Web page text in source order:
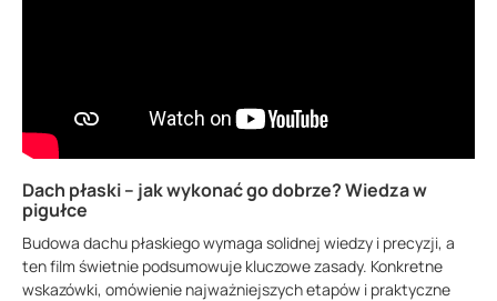
Dach płaski – jak wykonać go dobrze? Wiedza w
pigułce
Budowa dachu płaskiego wymaga solidnej wiedzy i precyzji, a
ten film świetnie podsumowuje kluczowe zasady. Konkretne
wskazówki, omówienie najważniejszych etapów i praktyczne